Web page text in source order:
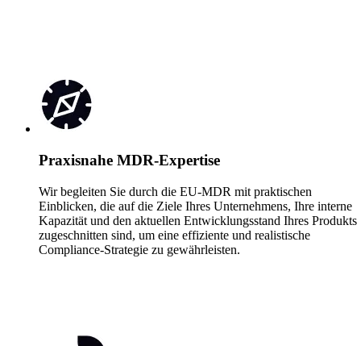
Praxisnahe MDR-Expertise
Wir begleiten Sie durch die EU-MDR mit praktischen
Einblicken, die auf die Ziele Ihres Unternehmens, Ihre interne
Kapazität und den aktuellen Entwicklungsstand Ihres Produkts
zugeschnitten sind, um eine effiziente und realistische
Compliance-Strategie zu gewährleisten.